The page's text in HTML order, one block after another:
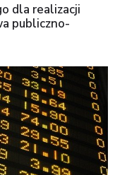
dla realizacji
publiczno-